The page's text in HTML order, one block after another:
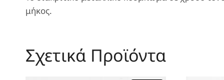
μήκος.
Σχετικά Προϊόντα